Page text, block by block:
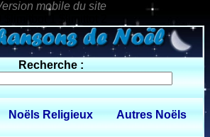
0 $limitbot 1 $limittot 2
Recherche :
Noëls Religieux Autres Noëls